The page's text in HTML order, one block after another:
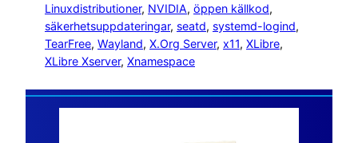
Linuxdistributioner, NVIDIA, öppen källkod
säkerhetsuppdateringar, seatd, systemd-logind
TearFree, Wayland, X.Org Server, x11, XLibre
XLibre Xserver, Xnamespace